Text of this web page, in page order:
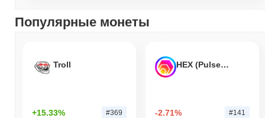
на0.34% . Это указывает на сильную производительность
Популярные монеты
Troll
+15.33% #369
HEX (Pulsechain)
-2.71% #141